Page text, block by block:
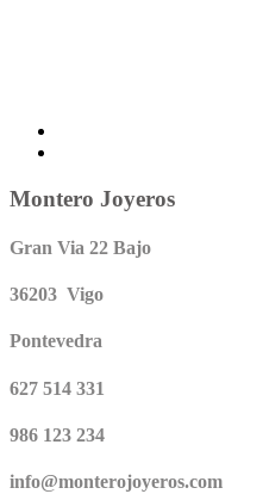
Montero Joyeros
Gran Via 22 Bajo
36203 Vigo
Pontevedra
627 514 331
986 123 234
info@monterojoyeros.com